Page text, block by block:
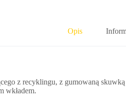
Opis
z recyklingu, z gumowaną
wkładem.